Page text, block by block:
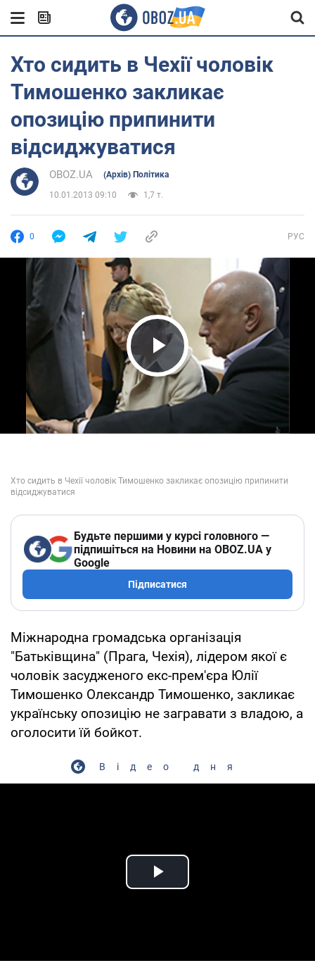
Хто сидить в Чехії чоловік
Тимошенко закликає
опозицію припинити
відсиджуватися
OBOZ.UA (Архів) Політика
10.01.2013 09:10 1,7 т.
0 РУС
Play Video
Будьте першими у курсі головного —
підпишіться на Новини на OBOZ.UA у
Google
Підписатися
Міжнародна громадська організація
"Батьківщина" (Прага, Чехія), лідером якої є
чоловік засудженого екс-прем'єра Юлії
Тимошенко Олександр Тимошенко, закликає
українську опозицію не загравати з владою, а
оголосити їй бойкот.
Відео дня
Play Video